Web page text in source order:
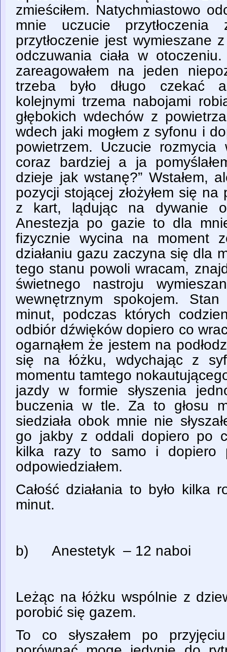
zmieściłem. Natychmiastowo
mnie uczucie przytłoczenia
przytłoczenie jest wymieszane
odczuwania ciała w
zareagowałem na jeden
trzeba było długo czekać a
kolejnymi trzema nabojami
głębokich wdechów z
wdech jaki mogłem z syfonu i
powietrzem. Uczucie rozmycia
coraz bardziej a ja
dzieje jak wstanę?” Wstałem,
pozycji stojącej złożyłem się na
z kart, lądując na dywanie
Anestezja po gazie to dla
fizycznie wycina na moment
działaniu gazu zaczyna się dla
tego stanu powoli wracam,
świetnego nastroju
wewnętrznym spokojem.
minut, podczas których
odbiór dźwięków dopiero co
ogarnąłem że jestem na
się na łóżku, wdychając z
momentu tamtego
jazdy w formie słyszenia
buczenia w tle. Za to głosu
siedziała obok mnie nie
go jakby z oddali dopiero po
kilka razy to samo i dopiero
odpowiedziałem.
Całość działania to było kilka
minut.
b) Anestetyk – 12 naboi
Leżąc na łóżku wspólnie z
porobić się gazem.
To co słyszałem po